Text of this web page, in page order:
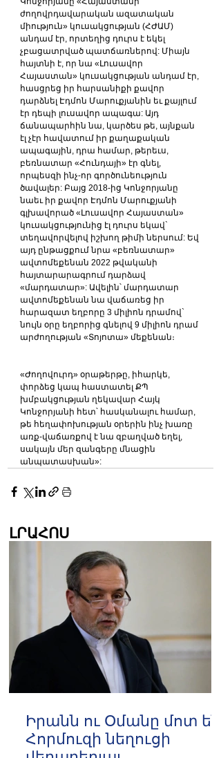
ժողովրդավարական ազատական
միություն» կուսակցության (ՀԺԱՄ)
անդամ էր, որտեղից դուրս է եկել
չբացատրված պատճառներով: Միայն
հայտնի է, որ նա «Լուսավոր
Հայաստան» կուսակցության անդամ էր,
հասցրեց իր հարսանիքի քավոր
դարձնել Էդմոն Մարուքյանին եւ քայլում
էր դեպի լուսավոր ապագա: Այդ
ճանապարհին նա, կարծես թե, այնքան
էլ չէր հավատում իր քաղաքական
ապագային, դրա համար, թերեւս,
բեռնատար «Հունդայի» էր գնել,
որպեսզի ինչ-որ գործունեություն
ծավալեր: Բայց 2018-ից Կոնջորյանը
նաեւ իր քավոր Էդմոն Մարուքյանի
գլխավորած «Լուսավոր Հայաստան»
կուսակցությունից էլ դուրս եկավ`
տեղավորվելով իշխող թիմի ներսում: Եվ
այդ ընթացքում նրա «բեռնատար»
ավտոմեքենան 2022 թվականի
հայտարարագրում դարձավ
«մարդատար»: Ավելին՝ մարդատար
ավտոմեքենան նա վաճառեց իր
հարազատ եղբորը 3 միլիոն դրամով`
նույն օրը եղբորից գնելով 9 միլիոն դրամ
արժողության «Տոյոտա» մեքենան։
«Ժողովուրդ» օրաթերթը, իհարկե,
փորձեց կապ հաստատել ՔՊ
խմբակցության ղեկավար Հայկ
Կոնջորյանի հետ՝ հասկանալու համար,
թե հեղափոխության օրերին ինչ խառը
առք-վաճառքով է նա զբաղված եղել,
սակայն մեր զանգերը մնացին
անպատասխան»:
ԼՐԱՀՈՍ
Իրանն ու Օմանը մոտ են
Հորմուզի նեղուցի